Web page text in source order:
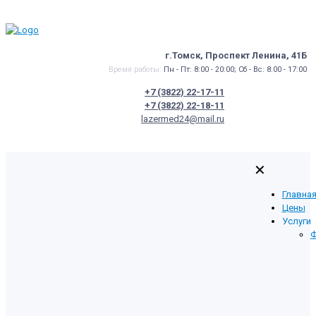
г.Томск, Проспект Ленина, 41Б
Время работы: Пн - Пт: 8:00 - 20:00; Сб - Вс: 8:00 - 17:00
+7 (3822) 22-17-11
+7 (3822) 22-18-11
lazermed24@mail.ru
✕
Главная
Цены
Услуги